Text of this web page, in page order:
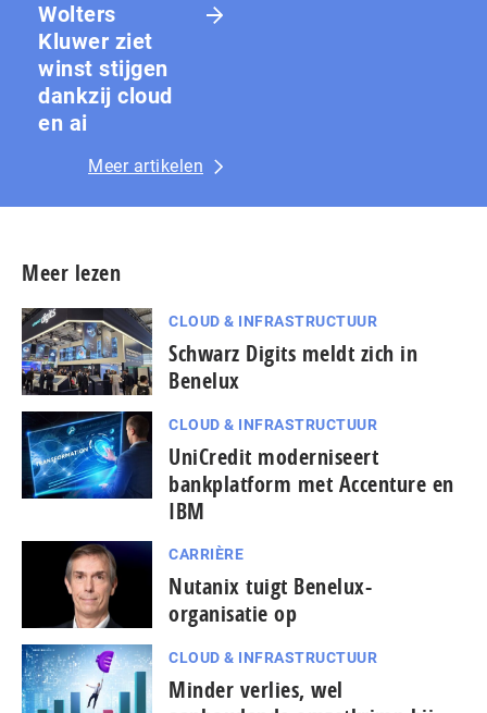
Wolters
Kluwer ziet
winst stijgen
dankzij cloud
en ai
Meer artikelen
Meer lezen
CLOUD & INFRASTRUCTUUR
Schwarz Digits meldt zich in
Benelux
CLOUD & INFRASTRUCTUUR
UniCredit moderniseert
bankplatform met Accenture en
IBM
CARRIÈRE
Nutanix tuigt Benelux-
organisatie op
CLOUD & INFRASTRUCTUUR
Minder verlies, wel